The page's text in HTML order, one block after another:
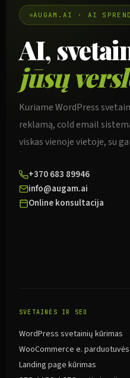
AUGAM.AI · AI
AI,
jūsų
Kuriame WordPress
reklamą, cold email
viskas vienoje vietoje, su
+370 683 89946
info@augam.ai
Online konsultacija
SVETAINĖS IR SEO
WordPress svetainių kūrimas
WooCommerce e. parduotuvės
Landing page kūrimas